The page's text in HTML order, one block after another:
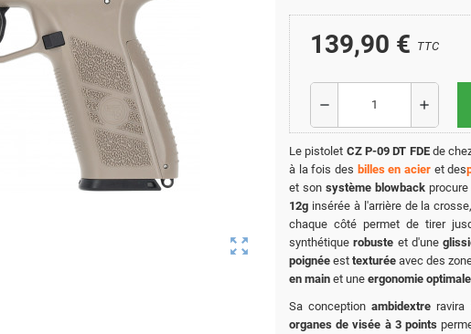
zoom_out_map
139,90 € TTC
remove add
Le pistolet CZ P-09 DT FDEde
à la fois des billes en acieret des
et son système blowback procure
12g insérée à l'arrière de la
chaque côté permet de tirer
synthétiquerobuste et d'une
poignée est texturée avec des
en main et une ergonomie optimale
Sa conceptionambidextre
organes de visée à 3 points